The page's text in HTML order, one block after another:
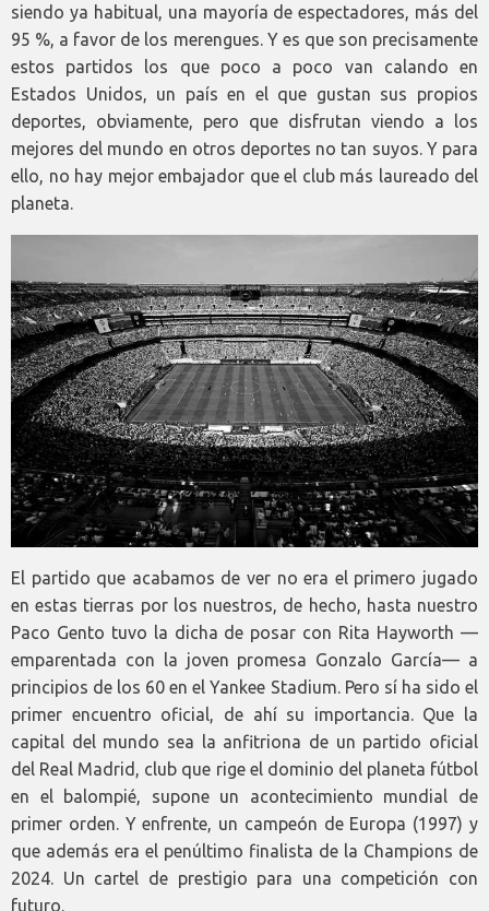
siendo ya habitual, una mayoría de espectadores, más del
95 %, a favor de los merengues. Y es que son precisamente
estos partidos los que poco a poco van calando en
Estados Unidos, un país en el que gustan sus propios
deportes, obviamente, pero que disfrutan viendo a los
mejores del mundo en otros deportes no tan suyos. Y para
ello, no hay mejor embajador que el club más laureado del
planeta.
El partido que acabamos de ver no era el primero jugado
en estas tierras por los nuestros, de hecho, hasta nuestro
Paco Gento tuvo la dicha de posar con Rita Hayworth —
emparentada con la joven promesa Gonzalo García— a
principios de los 60 en el Yankee Stadium. Pero sí ha sido el
primer encuentro oficial, de ahí su importancia. Que la
capital del mundo sea la anfitriona de un partido oficial
del Real Madrid, club que rige el dominio del planeta fútbol
en el balompié, supone un acontecimiento mundial de
primer orden. Y enfrente, un campeón de Europa (1997) y
que además era el penúltimo finalista de la Champions de
2024. Un cartel de prestigio para una competición con
futuro.